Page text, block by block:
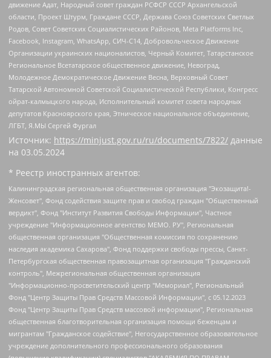
движение Адат, Народный совет граждан РСФСР СССР Архангельской
области, Проект Штурм, Граждане СССР, Держава Союз Советских Светлых
Родов, Совет Советских Социалистических Районов, Meta Platforms Inc,
Facebook, Instagram, WhatsApp, СИЧ-С14, Добровольческое Движение
Организации украинских националистов, Черный Комитет, Татарстанское
Региональное Всетатарское общественное движение, Невоград,
Молодежное Демократическое Движение Весна, Верховный Совет
Татарской Автономной Советской Социалистической Республики, Конгресс
ойрат-калмыцкого народа, Исполнительный комитет совета народных
депутатов Красноярского края, Этническое национальное объединение,
ЛГБТ, Я.МЫ Сергей Фургал
Источник: https://minjust.gov.ru/ru/documents/7822/ данные
на 03.05.2024
* Реестр иностранных агентов:
Калининградская региональная общественная организация "Экозащита!-Женсовет", Фонд содействия защите прав и свобод граждан "Общественный вердикт", Фонд "Институт Развития Свободы Информации", Частное учреждение "Информационное агентство МЕМО. РУ", Региональная общественная организация "Общественная комиссия по сохранению наследия академика Сахарова", Фонд поддержки свободы прессы, Санкт-Петербургская общественная правозащитная организация "Гражданский контроль", Межрегиональная общественная организация "Информационно-просветительский центр "Мемориал", Региональный Фонд "Центр Защиты Прав Средств Массовой Информации", с 05.12.2023 Фонд "Центр Защиты Прав Средств массовой информации", Региональная общественная благотворительная организация помощи беженцам и мигрантам "Гражданское содействие", Негосударственное образовательное учреждение дополнительного профессионального образования (повышение квалификации) специалистов "АКАДЕМИЯ ПО ПРАВАМ ЧЕЛОВЕКА", Свердловская региональная общественная организация "Сутяжник", Автономная некоммерческая организация "Центр независимых социологических исследований", Союз общественных объединений "Российский исследовательский центр по правам человека", Региональное общественное учреждение научно-информационный центр "МЕМОРИАЛ", Некоммерческая организация "Фонд защиты гласности", Автономная некоммерческая организация "Институт прав человека", Городская общественная организация "Екатеринбургское общество "МЕМОРИАЛ", Городская общественная организация "Рязанское историко-просветительское и правозащитное общество "Мемориал" (Рязанский Мемориал), Челябинский региональный орган общественной самодеятельности – женское общественное объединение "Женщины Евразии", Челябинский региональный орган общественной самодеятельности "Уральская правозащитная группа", Фонд содействия защите здоровья и социальной справедливости имени Андрея Рылькова, Автономная Некоммерческая Организация "Аналитический Центр Юрия Левады", Автономная некоммерческая организация социальной поддержки населения "Проект Апрель", Региональная общественная организация помощи женщинам и детям, находящимся в кризисной ситуации "Информационно-методический центр "Анна", Фонд содействия развитию массовых коммуникаций и правовому просвещению "Так-так-Так", Фонд содействия устойчивому развитию "Серебряная тайга", Свердловский региональный общественный фонд социальных проектов "Новое время", "Idel.Реалии", Кавказ.Реалии, Крым.Реалии, Телеканал Настоящее Время, Татаро-башкирская служба Радио Свобода (Azatliq Radiosi), Радио Свободная Европа/Радио Свобода (PCE/PC), "Сибирь.Реалии", "Фактограф", Благотворительный фонд помощи осужденным и их семьям, Автономная некоммерческая организация "Институт глобализации и социальных движений", Фонд "В защиту прав заключенных", Частное учреждение "Центр поддержки и содействия развитию средств массовой информации", Пензенский региональный общественный благотворительный фонд "Гражданский союз", "Север.Реалии", Некоммерческая организация Фонд "Правовая инициатива", Общество с ограниченной ответственностью "Радио Свободная Европа/Радио Свобода", Чешское информационное агентство "MEDIUM-ORIENT", Красноярская региональная общественная организация "Мы против СПИДа", Камалягин Денис Николаевич, Маркелов Сергей Евгеньевич, Пономарев Лев Александрович, Савицкая Людмила Алексеевна, Автономная некоммерческая организация "Центр по работе с проблемой насилия "НАСИЛИЮ.НЕТ", Межрегиональный профессиональный союз работников здравоохранения "Альянс врачей", Юридическое лицо, зарегистрированное в Латвийской Республике, SIA "Medusa Project" (регистрационный номер 40103797863, дата регистрации 10.06.2014), Некоммерческая организация "Фонд по борьбе с коррупцией", Автономная некоммерческая организация "Институт права и публичной политики", Баданин Роман Сергеевич, Гликин Максим Александрович, Железнова Мария Михайловна, Лукьянова Юлия Сергеевна, Маетная Елизавета Витальевна, Маняхин Петр Борисович, Чуракова Ольга Владимировна, Ярош Юлия Петровна, Юридическое лицо "The Insider SIA", зарегистрированное в Риге, Латвийская Республика (дата регистрации 26.06.2015), являющееся администратором доменного имени интернет-издания "The Insider SIA", https://theins.ru, Постернак Алексей Евгеньевич, Рубин Михаил Аркадьевич, Анин Роман Александрович, Юридическое лицо Istories fonds, зарегистрированное в Латвийской Республике (регистрационный номер 50008295751, дата регистрации 24.02.2020), Великовский Дмитрий Александрович, Долинина Ирина Николаевна, Мароховская Алеся Алексеевна, Шлейнов Роман Юрьевич, Шмагун Олеся Валентиновна, Общество с ограниченной ответственностью "Альтаир 2021", Общество с ограниченной ответственностью "Вега 2021", Общество с ограниченной ответственностью "Главный редактор 2021", Общество с ограниченной ответственностью "Ромашки монолит", Важенков Артем Валерьевич, Ивановская областная общественная организация "Центр гендерных исследований", Гурман Юрий Альбертович, Медиапроект "ОВД-Инфо", Егоров Владимир Владимирович, Жилинский Владимир Александрович, Общество с ограниченной ответственностью "ЗП", Иванова София Юрьевна, Карезина Инна Павловна, Кильтау Екатерина Викторовна, Петров Алексей Викторович, Пискунов Сергей Евгеньевич, Смирнов Сергей Сергеевич, Тихонов Михаил Сергеевич, Общество с ограниченной ответственностью "ЖУРНАЛИСТ-ИНОСТРАННЫЙ АГЕНТ", Арапова Галина Юрьевна, Вольтская Татьяна Анатольевна, Американская компания "Mason G.E.S. Anonymous Foundation" (США), являющаяся владельцем интернет-издания https://mnews.world/, Компания "Stichting Bellingcat", зарегистрированная в Нидерландах (дата регистрации 11.07.2018), Захаров Андрей Вячеславович, Клепиковская Екатерина Дмитриевна, Общество с ограниченной ответственностью "МЕМО", Перл Роман Александрович, Симонов Евгений Алексеевич, Соловьева Елена Анатольевна, Сотников Даниил Владимирович, Сурначева Елизавета Дмитриевна, Автономная некоммерческая организация по защите прав человека и информированию населения "Якутия – Наше Мнение", Общество с ограниченной ответственностью "Москоу диджитал медиа", с 26.01.2023 Общество с ограниченной ответственностью "Чайка Белые сады", Ветошкина Валерия Валерьевна, Заговора Максим Александрович, Межрегиональное общественное движение "Российская ЛГБТ - сеть", Оленичев Максим Владимирович, Павлов Иван Юрьевич, Скворцова Елена Сергеевна, Общество с ограниченной ответственностью "Как бы инагент", Кочетков Игорь Викторович, Общество с ограниченной ответственностью "Честные выборы", Еланчик Олег Александрович, Общество с ограниченной ответственностью "Нобелевский призыв", Гималова Регина Эмилевна, Григорьев Андрей Валерьевич, Григорьева Алина Александровна, Ассоциация по содействию защите прав призывников, альтернативнослужащих и военнослужащих "Правозащитная группа "Гражданин.Армия.Право", Хисамова Регина Фаритовна, Автономная некоммерческая организация по реализации социально-правовых программ "Лилит", Дальневосточное общественное движение "Маяк", Санкт-Петербургская ЛГБТ-инициативная группа "Выход", Инициативная группа ЛГБТ+ "Реверс", Алексеев Андрей Викторович, Бекбулатова Таисия Львовна, Беляев Иван Михайлович, Владыкина Елена Сергеевна, Гельман Марат Александрович, Никульшина Вероника Юрьевна, Толоконникова Надежда Андреевна, Шендерович Виктор Анатольевич, Общество с ограниченной ответственностью "Данное сообщение", Общество с ограниченной ответственностью Издательский дом "Новая глава", Айнбиндер Александра Александровна, Московский комьюнити-центр для ЛГБТ+инициатив, Благотворительный фонд развития филантропии, Deutsche Welle (Германия, Kurt-Schumacher-Strasse 3, 53113 Bonn), Борзунова Мария Михайловна, Воробьев Виктор Викторович, Голубева Анна Львовна, Константинова Алла Михайловна, Малкова Ирина Владимировна, Мурадов Мурад Абдулгалимович, Осетинская Елизавета Николаевна, Понасенков Евгений Николаевич, Ганапольский Матвей Юрьевич, Киселев Евгений Алексеевич, Борухович Ирина Григорьевна, Дремин Иван Тимофеевич, Дубровский Дмитрий Викторович, Красноярская региональная общественная организация поддержки и развития альтернативных образовательных технологий и межкультурных коммуникаций "ИНТЕРРА", Маяковская Екатерина Алексеевна, Фейгин Марк Захарович, Филимонов Андрей Викторович, Дзугкоева Регина Николаевна, Доброхотов Роман Александрович, Дудь Юрий Александрович, Елкин Сергей Владимирович, Кругликов Кирилл Игоревич, Сабунаева Мария Леонидовна, Семенов Алексей Владимирович, Шаинян Карен Багратович, Шульман Екатерина Михайловна, Асафьев Артур Валерьевич, Вахштайн Виктор Семенович, Венедиктов Алексей Алексеевич, Лушникова Екатерина Евгеньевна, Волков Леонид Михайлович, Невзоров Александр Глебович, Пархоменко Сергей Борисович, Сироткин Ярослав Николаевич, Кара-Мурза Владимир Владимирович, Баранова Наталья Владимировна, Гозман Леонид Яковлевич, Кагарлицкий Борис Юльевич, Климарев Михаил Валерьевич, Милов Владимир Станиславович, Автономная некоммерческая организация Краснодарский центр современного искусства "Типография", Моргенштерн Алишер Тагирович, Соболь Любовь Эдуардовна, Общество с ограниченной ответственностью "ЛИЗА НОРМ", Каспаров Гарри Кимович, Ходорковский Михаил Борисович, Общество с ограниченной ответственностью "Апрельские тезисы", Данилович Ирина Брониславовна, Кашин Олег Владимирович, Петров Николай Владимирович, Пивоваров Алексей Владимирович, Соколов Михаил Владимирович, Цветкова Юлия Владимировна, Чичваркин Евгений Александрович, Комитет против пыток/Команда против пыток, Общество с ограниченной ответственностью "Первый научный", Общество с ограниченной ответственностью "Вертолет и ко", Белоцерковская Вероника Борисовна, Кац Максим Евгеньевич, Лазарева Татьяна Юрьевна, Шаведдинов Руслан Табризович, Яшин Илья Валерьевич, Общество с ограниченной ответственностью "Иноагент ААВ", Алешковский Дмитрий Петрович, Альбац Евгения Марковна, Быков Дмитрий Львович, Галямина Юлия Евгеньевна, Лойко Сергей Леонидович, Мартынов Кирилл Константинович, Медведев Сергей Александрович, Крашенинников Федор Геннадиевич, Гордеева Катерина Вл